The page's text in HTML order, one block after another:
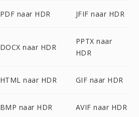
PDF naar HDR JFIF naar HDR
DOCX naar HDR
PPTX naar
HDR
HTML naar HDR GIF naar HDR
BMP naar HDR AVIF naar HDR